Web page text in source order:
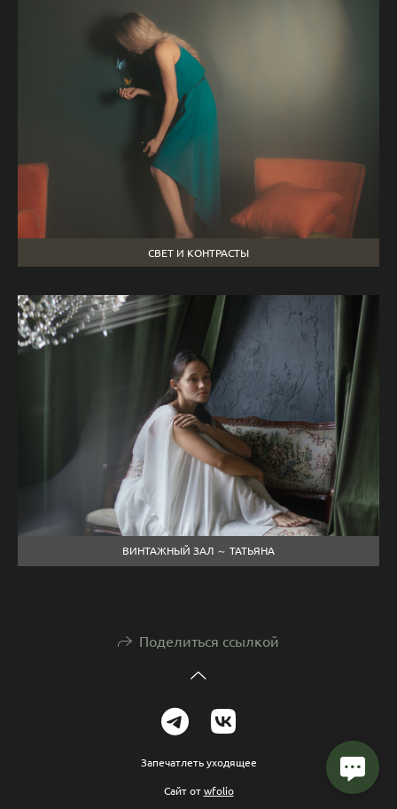
СВЕТ И КОНТРАСТЫ
ВИНТАЖНЫЙ ЗАЛ ～ ТАТЬЯНА
Поделиться ссылкой
Запечатлеть уходящее
Сайт отwfolio